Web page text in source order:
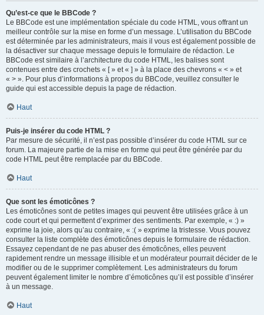
Qu’est-ce que le BBCode ?
Le BBCode est une implémentation spéciale du code HTML, vous offrant un
meilleur contrôle sur la mise en forme d’un message. L’utilisation du BBCode
est déterminée par les administrateurs, mais il vous est également possible de
la désactiver sur chaque message depuis le formulaire de rédaction. Le
BBCode est similaire à l’architecture du code HTML, les balises sont
contenues entre des crochets « [ » et « ] » à la place des chevrons « < » et
« > ». Pour plus d’informations à propos du BBCode, veuillez consulter le
guide qui est accessible depuis la page de rédaction.
Haut
Puis-je insérer du code HTML ?
Par mesure de sécurité, il n’est pas possible d’insérer du code HTML sur ce
forum. La majeure partie de la mise en forme qui peut être générée par du
code HTML peut être remplacée par du BBCode.
Haut
Que sont les émoticônes ?
Les émoticônes sont de petites images qui peuvent être utilisées grâce à un
code court et qui permettent d’exprimer des sentiments. Par exemple, « :) »
exprime la joie, alors qu’au contraire, « :( » exprime la tristesse. Vous pouvez
consulter la liste complète des émoticônes depuis le formulaire de rédaction.
Essayez cependant de ne pas abuser des émoticônes, elles peuvent
rapidement rendre un message illisible et un modérateur pourrait décider de le
modifier ou de le supprimer complètement. Les administrateurs du forum
peuvent également limiter le nombre d’émoticônes qu’il est possible d’insérer
à un message.
Haut